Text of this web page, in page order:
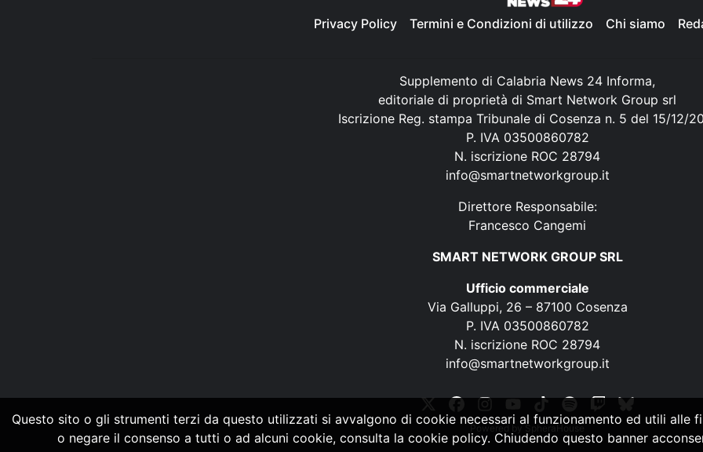
Privacy Policy Termini e Condizioni di utilizzo Chi siamo
Supplemento di Calabria News 24 Informa,
editoriale di proprietà di Smart Network Group srl
Iscrizione Reg. stampa Tribunale di Cosenza n. 5 del 15/12/
P. IVA 03500860782
N. iscrizione ROC 28794
info@smartnetworkgroup.it
Direttore Responsabile:
Francesco Cangemi
SMART NETWORK GROUP SRL
Ufficio commerciale
Via Galluppi, 26 – 87100 Cosenza
P. IVA 03500860782
N. iscrizione ROC 28794
info@smartnetworkgroup.it
Powered bySpheraHouse
Questo sito o gli strumenti terzi da questo utilizzati si avvalgono di cookie necessari al funzionamento ed utili alle
o negare il consenso a tutti o ad alcuni cookie, consulta la cookie policy. Chiudendo questo banner